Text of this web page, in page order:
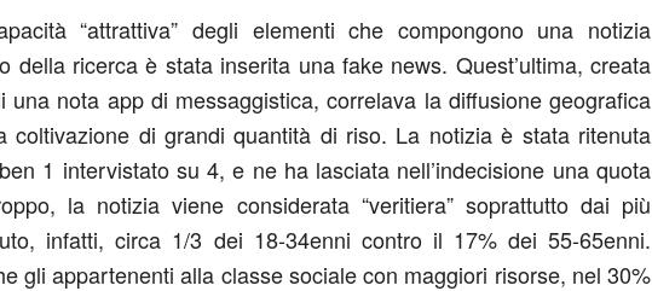
“attrattiva” degli elementi che compongono una notizia
della ricerca è stata inserita una fake news. Quest’ultima, creata
nota app di messaggistica, correlava la diffusione geografica
coltivazione di grandi quantità di riso. La notizia è stata ritenuta
1 intervistato su 4, e ne ha lasciata nell’indecisione una quota
la notizia viene considerata “veritiera” soprattutto dai più
infatti, circa 1/3 dei 18-34enni contro il 17% dei 55-65enni.
gli appartenenti alla classe sociale con maggiori risorse, nel 30%